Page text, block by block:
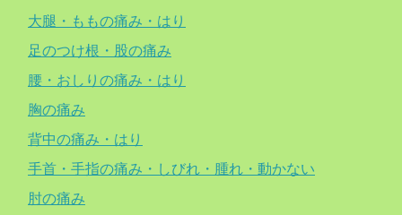
大腿・ももの痛み・はり
足のつけ根・股の痛み
腰・おしりの痛み・はり
胸の痛み
背中の痛み・はり
手首・手指の痛み・しびれ・腫れ・動かない
肘の痛み